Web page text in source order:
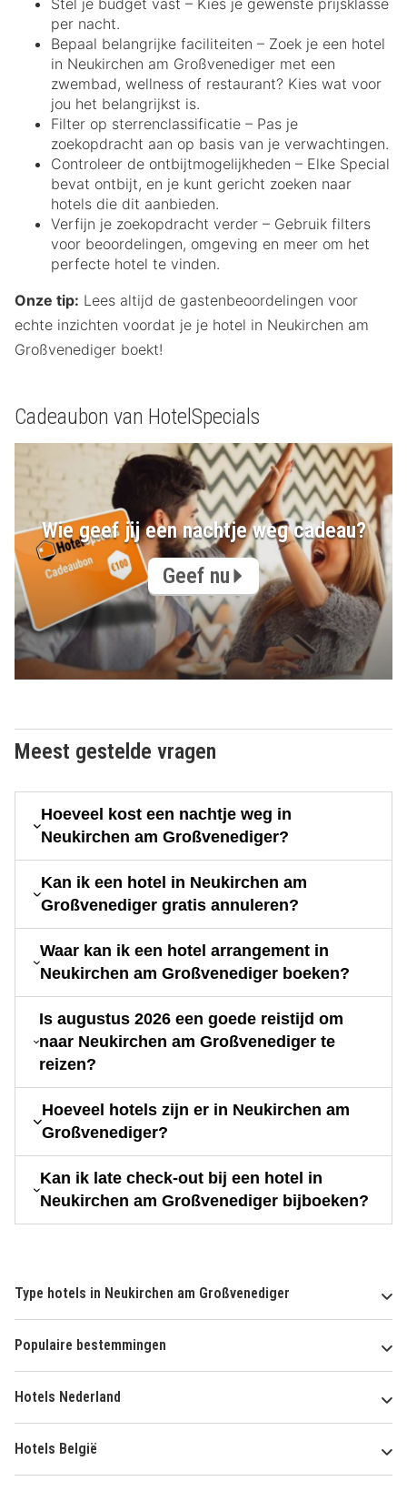
Stel je budget vast – Kies je gewenste prijsklasse
per nacht.
Bepaal belangrijke faciliteiten – Zoek je een hotel
in Neukirchen am Großvenediger met een
zwembad, wellness of restaurant? Kies wat voor
jou het belangrijkst is.
Filter op sterrenclassificatie – Pas je
zoekopdracht aan op basis van je verwachtingen.
Controleer de ontbijtmogelijkheden – Elke Special
bevat ontbijt, en je kunt gericht zoeken naar
hotels die dit aanbieden.
Verfijn je zoekopdracht verder – Gebruik filters
voor beoordelingen, omgeving en meer om het
perfecte hotel te vinden.
Onze tip: Lees altijd de gastenbeoordelingen voor
echte inzichten voordat je je hotel in Neukirchen am
Großvenediger boekt!
Cadeaubon van HotelSpecials
Wie geef jij een nachtje weg cadeau?
Geef nu
Meest gestelde vragen
Hoeveel kost een nachtje weg in
Neukirchen am Großvenediger?
Kan ik een hotel in Neukirchen am
Großvenediger gratis annuleren?
Waar kan ik een hotel arrangement in
Neukirchen am Großvenediger boeken?
Is augustus 2026 een goede reistijd om
naar Neukirchen am Großvenediger te
reizen?
Hoeveel hotels zijn er in Neukirchen am
Großvenediger?
Kan ik late check-out bij een hotel in
Neukirchen am Großvenediger bijboeken?
Type hotels in Neukirchen am Großvenediger
Populaire bestemmingen
Hotels Nederland
Hotels België